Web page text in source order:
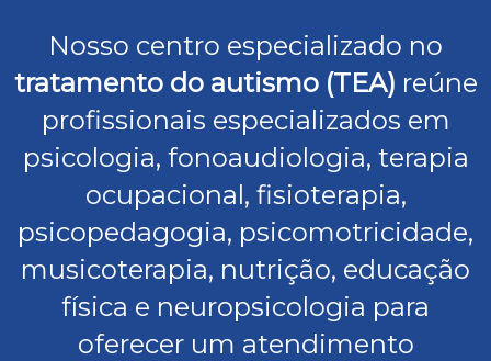
Nosso centro especializado no
tratamento do autismo (TEA) reúne
profissionais especializados em
psicologia, fonoaudiologia, terapia
ocupacional, fisioterapia,
psicopedagogia, psicomotricidade,
musicoterapia, nutrição, educação
física e neuropsicologia para
oferecer um atendimento